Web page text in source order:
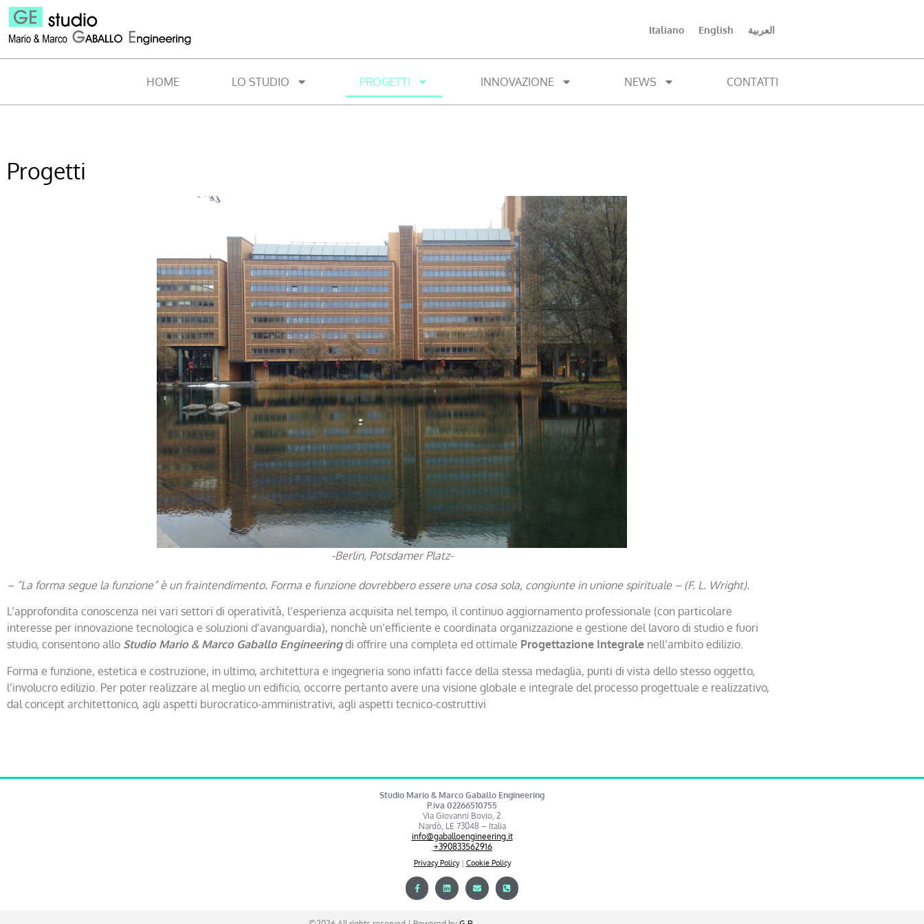
Italiano English العربية
HOME LO STUDIO PROGETTI INNOVAZIONE NEWS CONTATTI
Progetti
-Berlin, Potsdamer Platz-
– “La forma segue la funzione” è un fraintendimento. Forma e funzione dovrebbero essere una cosa sola, congiunte in unione spirituale – (F. L. Wright).
L’approfondita conoscenza nei vari settori di operatività, l’esperienza acquisita nel tempo, il continuo aggiornamento professionale (con particolare
interesse per innovazione tecnologica e soluzioni d’avanguardia), nonchè un’efficiente e coordinata organizzazione e gestione del lavoro di studio e fuori
studio, consentono allo Studio Mario & Marco Gaballo Engineeringdi offrire una completa ed ottimale Progettazione Integrale nell’ambito edilizio.
Forma e funzione, estetica e costruzione, in ultimo, architettura e ingegneria sono infatti facce della stessa medaglia, punti di vista dello stesso oggetto,
l’involucro edilizio. Per poter realizzare al meglio un edificio, occorre pertanto avere una visione globale e integrale del processo progettuale e realizzativo,
dal concept architettonico, agli aspetti burocratico-amministrativi, agli aspetti tecnico-costruttivi
Studio Mario & Marco Gaballo Engineering
P.iva 02266510755
Via Giovanni Bovio, 2
Nardò, LE 73048 – Italia
info@gaballoengineering.it
+390833562916
Privacy Policy| Cookie Policy